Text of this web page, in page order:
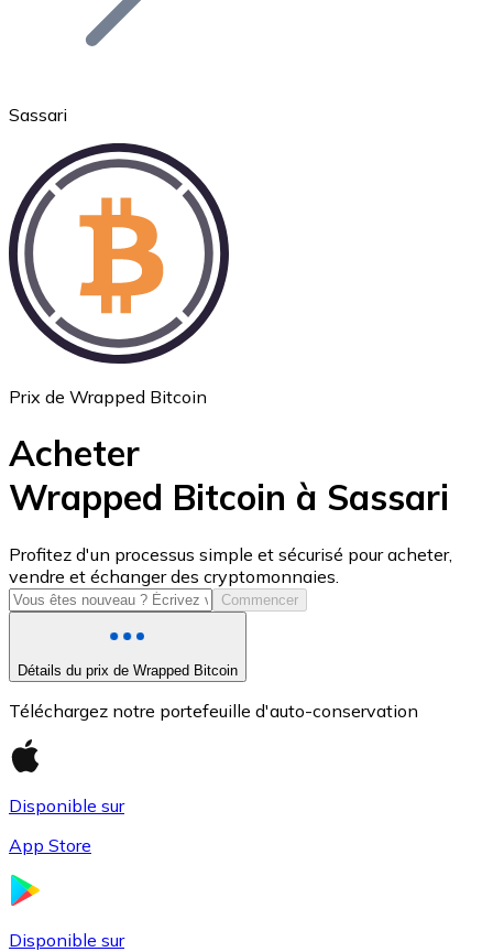
Ethereum
USD Coin
USDC
Sassari
Prix de Wrapped Bitcoin
Acheter
Wrapped Bitcoin à Sassari
Profitez d'un processus simple et sécurisé pour acheter,
vendre et échanger des cryptomonnaies.
Commencer
Détails du prix de Wrapped Bitcoin
Téléchargez notre portefeuille d'auto-conservation
Disponible sur
App Store
Disponible sur